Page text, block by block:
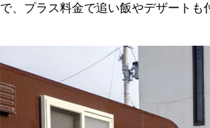
で、プラス料金で追い飯やデザートも